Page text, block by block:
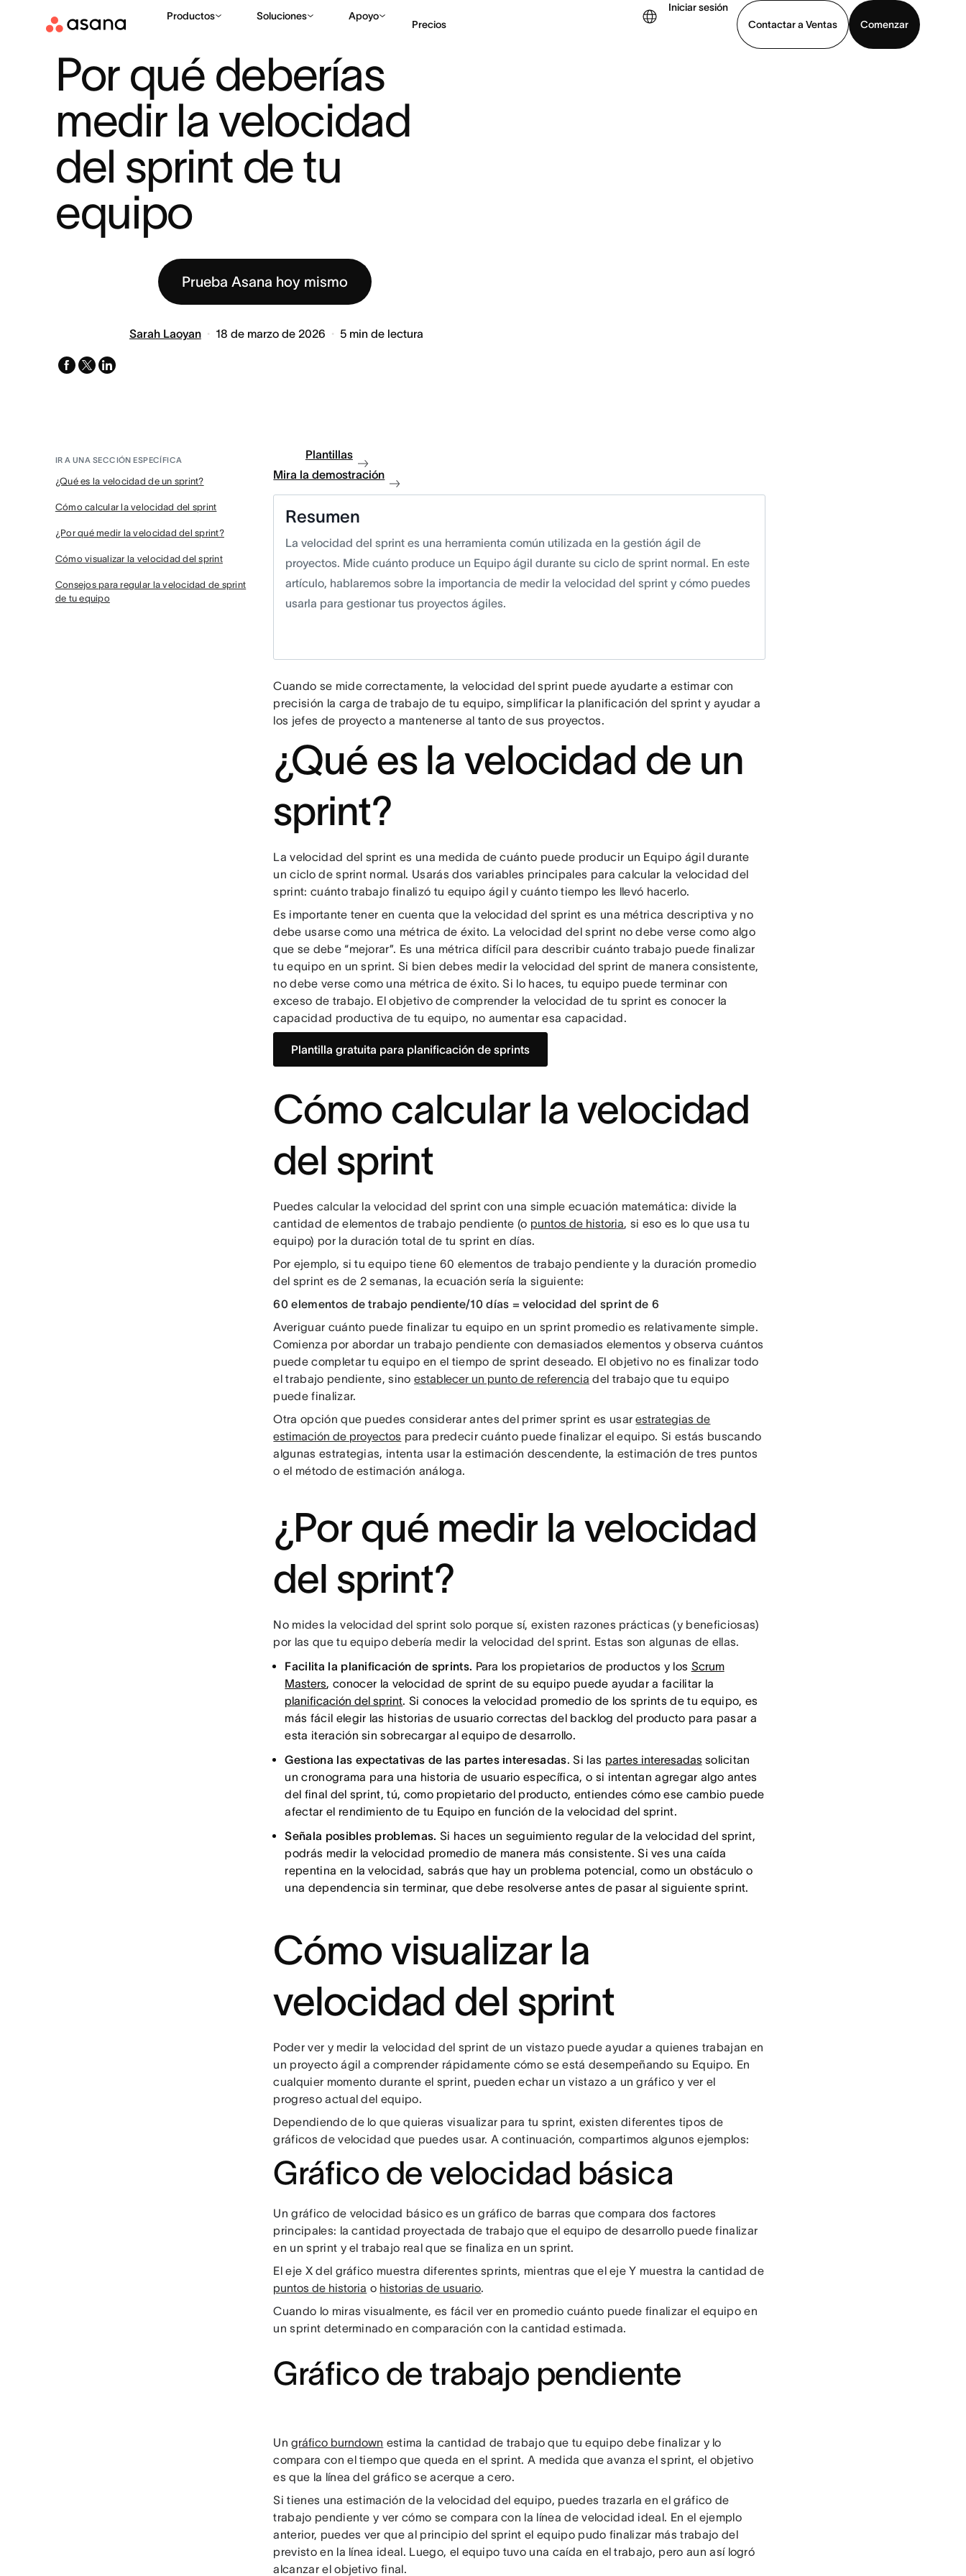
Productos Soluciones Apoyo
Precios
Iniciar sesión
Contactar a Ventas
Comenzar
Por qué deberías
medir la velocidad
del sprint de tu
equipo
Prueba Asana hoy mismo
Sarah Laoyan 18 de marzo de 2026 5 min de lectura
facebook
x-
linkedin
IR A UNA SECCIÓN ESPECÍFICA
¿Qué es la velocidad de un sprint?
Cómo calcular la velocidad del sprint
¿Por qué medir la velocidad del sprint?
Cómo visualizar la velocidad del sprint
Consejos para regular la velocidad de sprint
de tu equipo
Plantillas
Mira la demostración
Resumen
La velocidad del sprint es una herramienta común utilizada en la gestión ágil de
proyectos. Mide cuánto produce un Equipo ágil durante su ciclo de sprint normal. En este
artículo, hablaremos sobre la importancia de medir la velocidad del sprint y cómo puedes
usarla para gestionar tus proyectos ágiles.
Cuando se mide correctamente, la velocidad del sprint puede ayudarte a estimar con
precisión la carga de trabajo de tu equipo, simplificar la planificación del sprint y ayudar a
los jefes de proyecto a mantenerse al tanto de sus proyectos.
¿Qué es la velocidad de un
sprint?
La velocidad del sprint es una medida de cuánto puede producir un Equipo ágil durante
un ciclo de sprint normal. Usarás dos variables principales para calcular la velocidad del
sprint: cuánto trabajo finalizó tu equipo ágil y cuánto tiempo les llevó hacerlo.
Es importante tener en cuenta que la velocidad del sprint es una métrica descriptiva y no
debe usarse como una métrica de éxito. La velocidad del sprint no debe verse como algo
que se debe “mejorar”. Es una métrica difícil para describir cuánto trabajo puede finalizar
tu equipo en un sprint. Si bien debes medir la velocidad del sprint de manera consistente,
no debe verse como una métrica de éxito. Si lo haces, tu equipo puede terminar con
exceso de trabajo. El objetivo de comprender la velocidad de tu sprint es conocer la
capacidad productiva de tu equipo, no aumentar esa capacidad.
Plantilla gratuita para planificación de sprints
Cómo calcular la velocidad
del sprint
Puedes calcular la velocidad del sprint con una simple ecuación matemática: divide la
cantidad de elementos de trabajo pendiente (o puntos de historia, si eso es lo que usa tu
equipo) por la duración total de tu sprint en días.
Por ejemplo, si tu equipo tiene 60 elementos de trabajo pendiente y la duración promedio
del sprint es de 2 semanas, la ecuación sería la siguiente:
60 elementos de trabajo pendiente/10 días = velocidad del sprint de 6
Averiguar cuánto puede finalizar tu equipo en un sprint promedio es relativamente simple.
Comienza por abordar un trabajo pendiente con demasiados elementos y observa cuántos
puede completar tu equipo en el tiempo de sprint deseado. El objetivo no es finalizar todo
el trabajo pendiente, sino establecer un punto de referencia del trabajo que tu equipo
puede finalizar.
Otra opción que puedes considerar antes del primer sprint es usarestrategias de
estimación de proyectos para predecir cuánto puede finalizar el equipo. Si estás buscando
algunas estrategias, intenta usar la estimación descendente, la estimación de tres puntos
o el método de estimación análoga.
¿Por qué medir la velocidad
del sprint?
No mides la velocidad del sprint solo porque sí, existen razones prácticas (y beneficiosas)
por las que tu equipo debería medir la velocidad del sprint. Estas son algunas de ellas.
Facilita la planificación de sprints. Para los propietarios de productos y los Scrum
Masters, conocer la velocidad de sprint de su equipo puede ayudar a facilitar la
planificación del sprint. Si conoces la velocidad promedio de los sprints de tu equipo, es
más fácil elegir las historias de usuario correctas del backlog del producto para pasar a
esta iteración sin sobrecargar al equipo de desarrollo.
Gestiona las expectativas de las partes interesadas. Si las partes interesadas solicitan
un cronograma para una historia de usuario específica, o si intentan agregar algo antes
del final del sprint, tú, como propietario del producto, entiendes cómo ese cambio puede
afectar el rendimiento de tu Equipo en función de la velocidad del sprint.
Señala posibles problemas. Si haces un seguimiento regular de la velocidad del sprint,
podrás medir la velocidad promedio de manera más consistente. Si ves una caída
repentina en la velocidad, sabrás que hay un problema potencial, como un obstáculo o
una dependencia sin terminar, que debe resolverse antes de pasar al siguiente sprint.
Cómo visualizar la
velocidad del sprint
Poder ver y medir la velocidad del sprint de un vistazo puede ayudar a quienes trabajan en
un proyecto ágil a comprender rápidamente cómo se está desempeñando su Equipo. En
cualquier momento durante el sprint, pueden echar un vistazo a un gráfico y ver el
progreso actual del equipo.
Dependiendo de lo que quieras visualizar para tu sprint, existen diferentes tipos de
gráficos de velocidad que puedes usar. A continuación, compartimos algunos ejemplos:
Gráfico de velocidad básica
Un gráfico de velocidad básico es un gráfico de barras que compara dos factores
principales: la cantidad proyectada de trabajo que el equipo de desarrollo puede finalizar
en un sprint y el trabajo real que se finaliza en un sprint.
El eje X del gráfico muestra diferentes sprints, mientras que el eje Y muestra la cantidad de
puntos de historia o historias de usuario.
Cuando lo miras visualmente, es fácil ver en promedio cuánto puede finalizar el equipo en
un sprint determinado en comparación con la cantidad estimada.
Gráfico de trabajo pendiente
Ungráfico burndown estima la cantidad de trabajo que tu equipo debe finalizar y lo
compara con el tiempo que queda en el sprint. A medida que avanza el sprint, el objetivo
es que la línea del gráfico se acerque a cero.
Si tienes una estimación de la velocidad del equipo, puedes trazarla en el gráfico de
trabajo pendiente y ver cómo se compara con la línea de velocidad ideal. En el ejemplo
anterior, puedes ver que al principio del sprint el equipo pudo finalizar más trabajo del
previsto en la línea ideal. Luego, el equipo tuvo una caída en el trabajo, pero aun así logró
alcanzar el objetivo final.